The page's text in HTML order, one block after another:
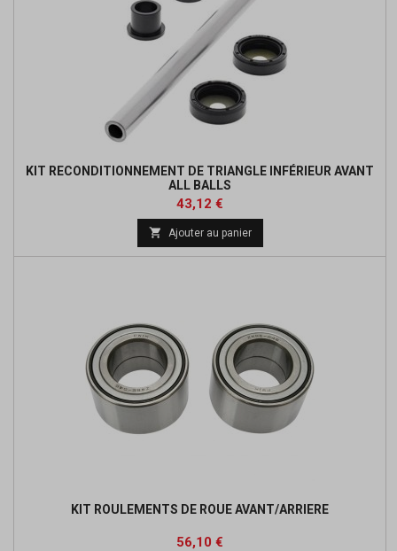
KIT RECONDITIONNEMENT DE TRIANGLE INFÉRIEUR AVANT
ALL BALLS
Prix
43,12 €
base
 Ajouter au panier
KIT ROULEMENTS DE ROUE AVANT/ARRIERE
Prix
56,10 €